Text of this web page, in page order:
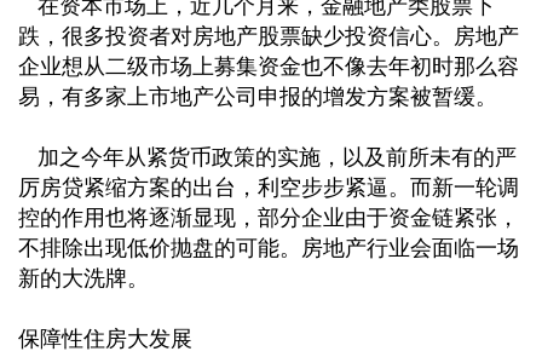
在资本市场上，近几个月来，金融地产类股票下
跌，很多投资者对房地产股票缺少投资信心。房地产
企业想从二级市场上募集资金也不像去年初时那么容
易，有多家上市地产公司申报的增发方案被暂缓。
加之今年从紧货币政策的实施，以及前所未有的严
厉房贷紧缩方案的出台，利空步步紧逼。而新一轮调
控的作用也将逐渐显现，部分企业由于资金链紧张，
不排除出现低价抛盘的可能。房地产行业会面临一场
新的大洗牌。
保障性住房大发展